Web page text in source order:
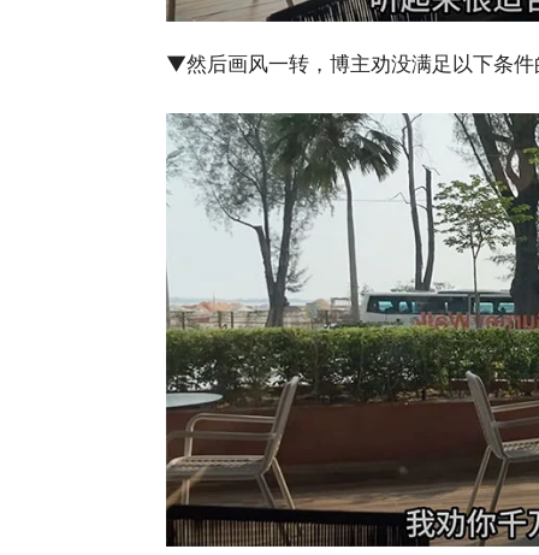
▼然后画风一转，博主劝没满足以下条